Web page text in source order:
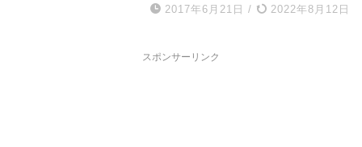
2017年6月21日 / 2022年8月12日
スポンサーリンク